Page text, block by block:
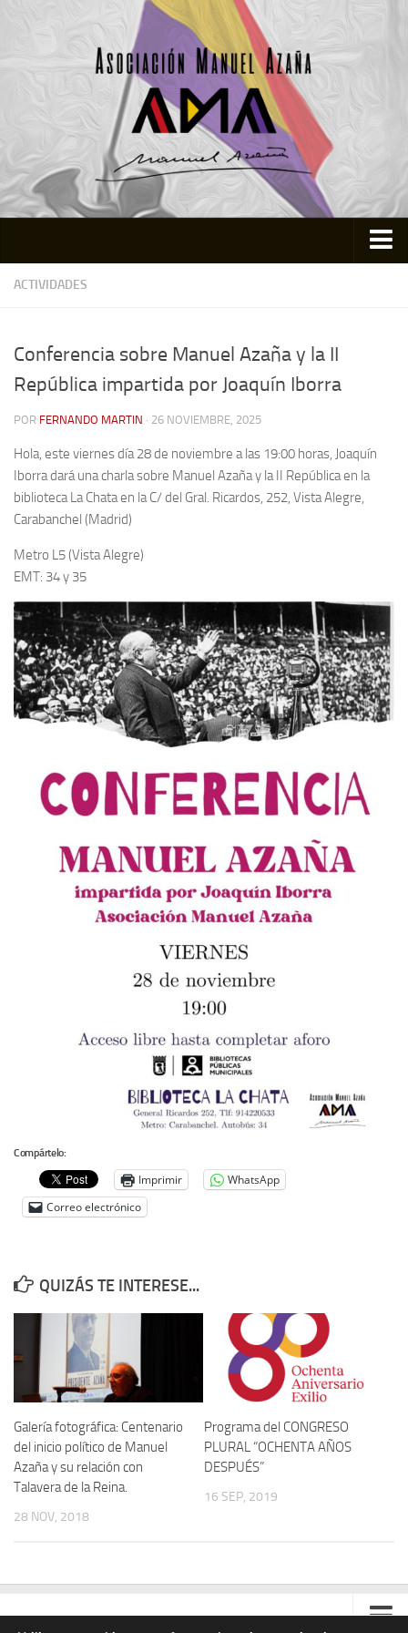
Inicio
Quienes somos
Actividades
Memoria Histórica
Investigación previa de la represión en Talavera de la Reina (1937-
1947).
Informe Represión en Toledo 1936-1947 | Buscador
Informe de la fosa de abril de 1939 de Tembleque
Enciclopedia Republicana
Militantes históricos IR
Personajes republicanos
Izquierda Republicana. Agrupaciones y Militantes (1934-1939)
Izquierda Republicana. Navarra
Textos esenciales del republicanismo
Archivo
Archivo Documental
Cronología fundamental de Manuel Azaña
Artículos sobre Manuel Azaña
Ochenta años sin Manuel Azaña
Bibliografías
Catálogo Biblioteca
Catálogo Hemeroteca
Fondo Mario J. Bonilla
Biblioteca-Novedades
Publicaciones destacadas de nuestra hemeroteca
Tienda
ACTIVIDADES
Conferencia sobre Manuel Azaña y la II
República impartida por Joaquín Iborra
POR FERNANDO MARTIN · 26 NOVIEMBRE, 2025
Hola, este viernes día 28 de noviembre a las 19:00 horas, Joaquín
Iborra dará una charla sobre Manuel Azaña y la II República en la
biblioteca La Chata en la C/ del Gral. Ricardos, 252, Vista Alegre,
Carabanchel (Madrid)
Metro L5 (Vista Alegre)
EMT: 34 y 35
Compártelo:
Imprimir
WhatsApp
Correo electrónico
QUIZÁS TE INTERESE...
Galería fotográfica: Centenario
del inicio político de Manuel
Azaña y su relación con
Talavera de la Reina.
28 NOV, 2018
Programa del CONGRESO
PLURAL “OCHENTA AÑOS
DESPUÉS”
16 SEP, 2019